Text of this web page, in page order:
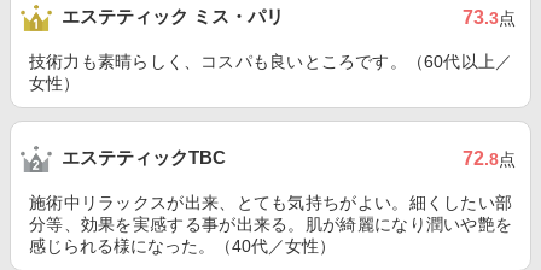
エステティック ミス・パリ 73.3点
技術力も素晴らしく、コスパも良いところです。（60代以上／
女性）
エステティックTBC 72.8点
施術中リラックスが出来、とても気持ちがよい。細くしたい部
分等、効果を実感する事が出来る。肌が綺麗になり潤いや艶を
感じられる様になった。（40代／女性）